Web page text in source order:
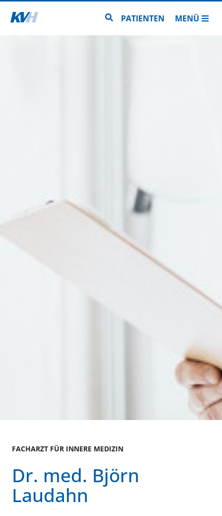
Zur Startseite Zur Seitensuche
PATIENTEN MENÜ
FACHARZT FÜR INNERE MEDIZIN
Dr. med. Björn
Laudahn